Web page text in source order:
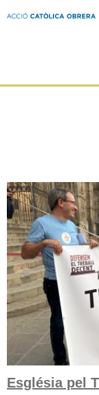
Església pel